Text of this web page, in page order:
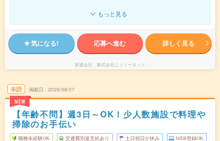
もっと見る
気になる! 応募へ進む 詳しく見る
派遣会社 株式会社ニッソーネット
未読
NEW
掲載日 2026/08/07
【年齢不問】週3日～OK！少人数施設で料理や
掃除のお手伝い
職種未経験OK 交通費別途支給あり 土日祝日が休み WEB登録OK